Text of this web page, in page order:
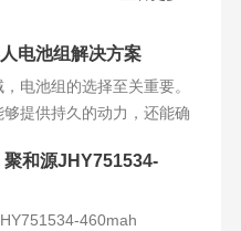
电池组解决方案
电池组的选择至关重要。
提供持久的动力，还能确
和源JHY751534-
460mah